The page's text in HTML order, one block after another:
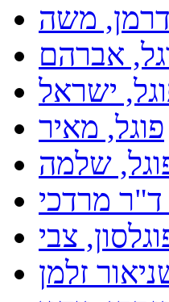
משה
אברהם
ישראל
פוגל, מאיר
שלמה
ד"ר מרדכי
צבי
זלמן